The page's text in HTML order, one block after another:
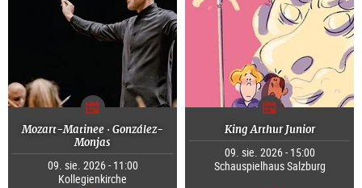
Mozart-Matinee · González-
Monjas
09. sie. 2026 - 11:00
Kollegienkirche
King Arthur Junior
09. sie. 2026 - 15:00
Schauspielhaus Salzburg